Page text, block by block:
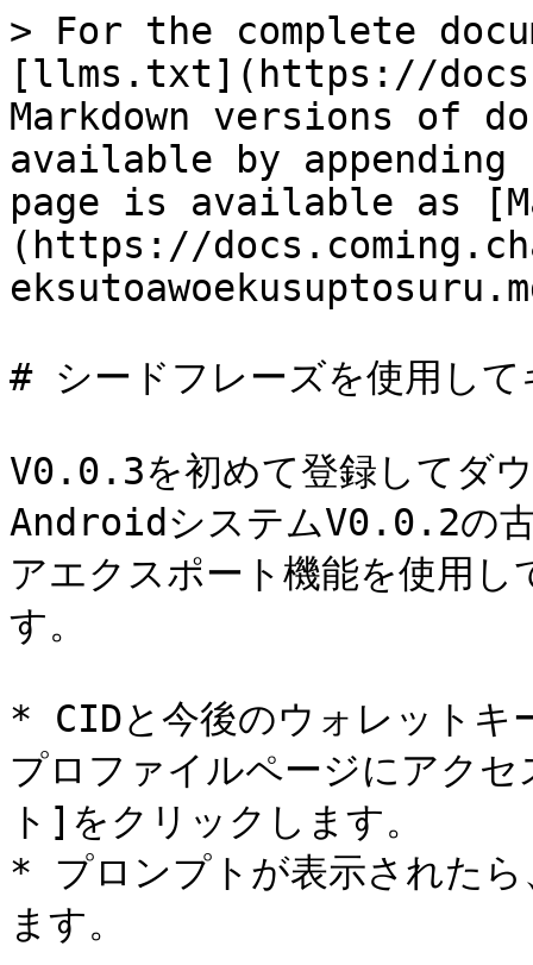
> For the complete
[llms.txt](https://
Markdown versions of
available by
page is available as
(https://
# シードフレーズを使用し
V0.0.3を初めて登録してダ
AndroidシステムV0.0.2の古
アエクスポート機能を使用
す。
* CIDと今後のウォレットキ
プロファイルページにアク
ト]をクリックします。
* プロンプトが表示された
ます。